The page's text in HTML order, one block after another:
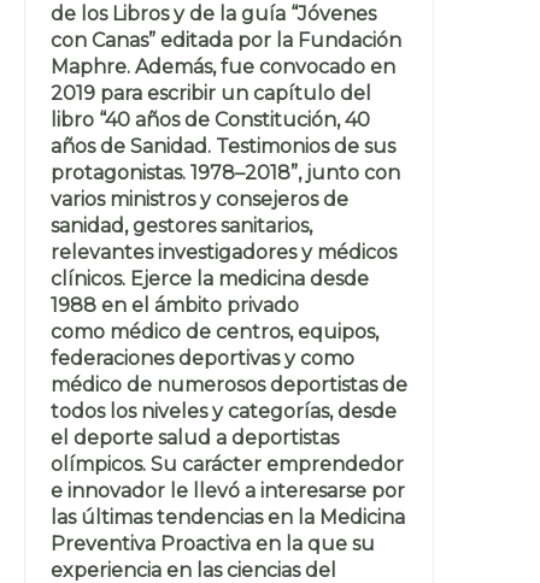
de los Libros y de la guía “Jóvenes
con Canas” editada por la Fundación
Maphre. Además, fue convocado en
2019 para escribir un capítulo del
libro “40 años de Constitución, 40
años de Sanidad. Testimonios de sus
protagonistas. 1978–2018”, junto con
varios ministros y consejeros de
sanidad, gestores sanitarios,
relevantes investigadores y médicos
clínicos. Ejerce la medicina desde
1988 en el ámbito privado
como médico de centros, equipos,
federaciones deportivas y como
médico de numerosos deportistas de
todos los niveles y categorías, desde
el deporte salud a deportistas
olímpicos. Su carácter emprendedor
e innovador le llevó a interesarse por
las últimas tendencias en la Medicina
Preventiva Proactiva en la que su
experiencia en las ciencias del